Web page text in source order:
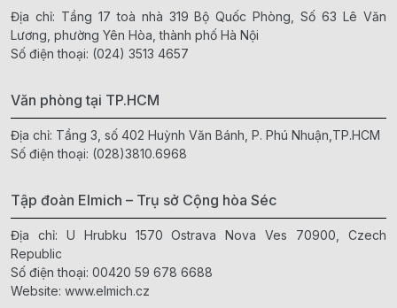
Địa chỉ: Tầng 17 toà nhà 319 Bộ Quốc Phòng, Số 63 Lê Văn
Lương, phường Yên Hòa, thành phố Hà Nội
Số điện thoại: (024) 3513 4657
Văn phòng tại TP.HCM
Địa chỉ: Tầng 3, số 402 Huỳnh Văn Bánh, P. Phú Nhuận,TP.HCM
Số điện thoại: (028)3810.6968
Tập đoàn Elmich – Trụ sở Cộng hòa Séc
Địa chỉ: U Hrubku 1570 Ostrava Nova Ves 70900, Czech
Republic
Số điện thoại: 00420 59 678 6688
Website: www.elmich.cz